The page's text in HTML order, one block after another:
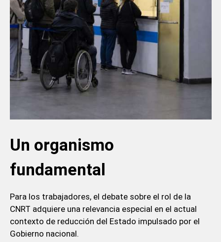
Un organismo
fundamental
Para los trabajadores, el debate sobre el rol de la
CNRT adquiere una relevancia especial en el actual
contexto de reducción del Estado impulsado por el
Gobierno nacional.